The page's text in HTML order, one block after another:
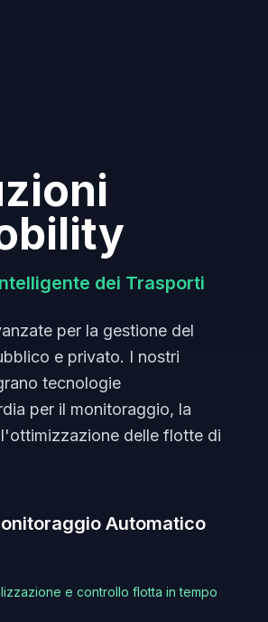
dei Trasporti
per la gestione del
e privato. I nostri
tecnologie
per il monitoraggio, la
delle flotte di
Automatico
e controllo flotta in tempo